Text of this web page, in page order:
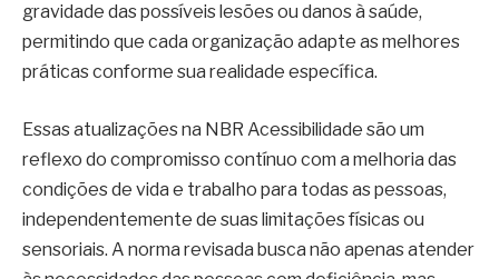
gravidade das possíveis lesões ou danos à saúde,
permitindo que cada organização adapte as melhores
práticas conforme sua realidade específica.
Essas atualizações na NBR Acessibilidade são um
reflexo do compromisso contínuo com a melhoria das
condições de vida e trabalho para todas as pessoas,
independentemente de suas limitações físicas ou
sensoriais. A norma revisada busca não apenas atender